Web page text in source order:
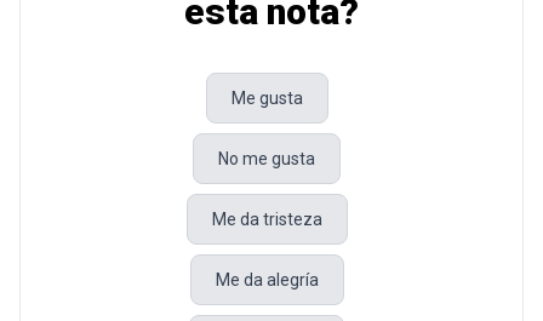
esta nota?
Me gusta
No me gusta
Me da tristeza
Me da alegría